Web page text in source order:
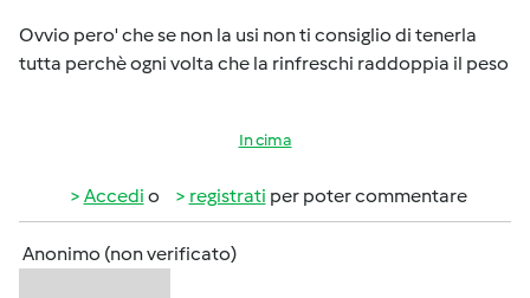
Ovvio pero' che se non la usi non ti consiglio di tenerla
tutta perchè ogni volta che la rinfreschi raddoppia il peso
In cima
Accedi o registrati per poter commentare
Anonimo (non verificato)